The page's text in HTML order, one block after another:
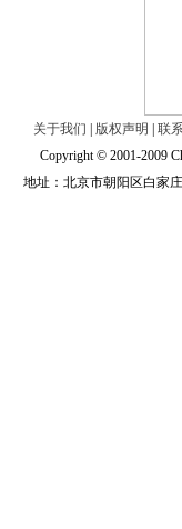
关于我们 版权声明
联
Copyright © 2001-2009
地址：北京市朝阳区白家